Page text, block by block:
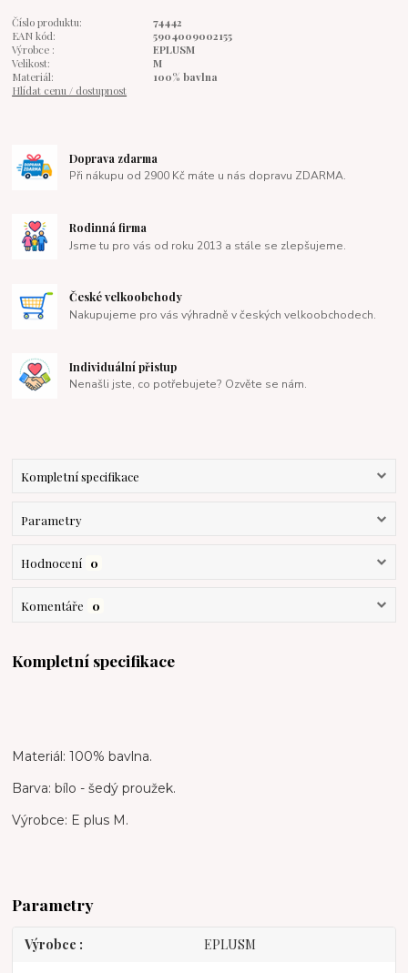
Číslo produktu:
74442
EAN kód:
5904009002155
Výrobce :
EPLUSM
Velikost:
M
Materiál:
100% bavlna
Hlídat cenu / dostupnost
Doprava zdarma
Při nákupu od 2900 Kč máte u nás dopravu ZDARMA.
Rodinná firma
Jsme tu pro vás od roku 2013 a stále se zlepšujeme.
České velkoobchody
Nakupujeme pro vás výhradně v českých velkoobchodech.
Individuální přistup
Nenašli jste, co potřebujete? Ozvěte se nám.
Kompletní specifikace
Parametry
Hodnocení 0
Komentáře 0
Kompletní specifikace
Materiál: 100% bavlna.
Barva: bílo - šedý proužek.
Výrobce: E plus M.
Parametry
Výrobce EPLUSM